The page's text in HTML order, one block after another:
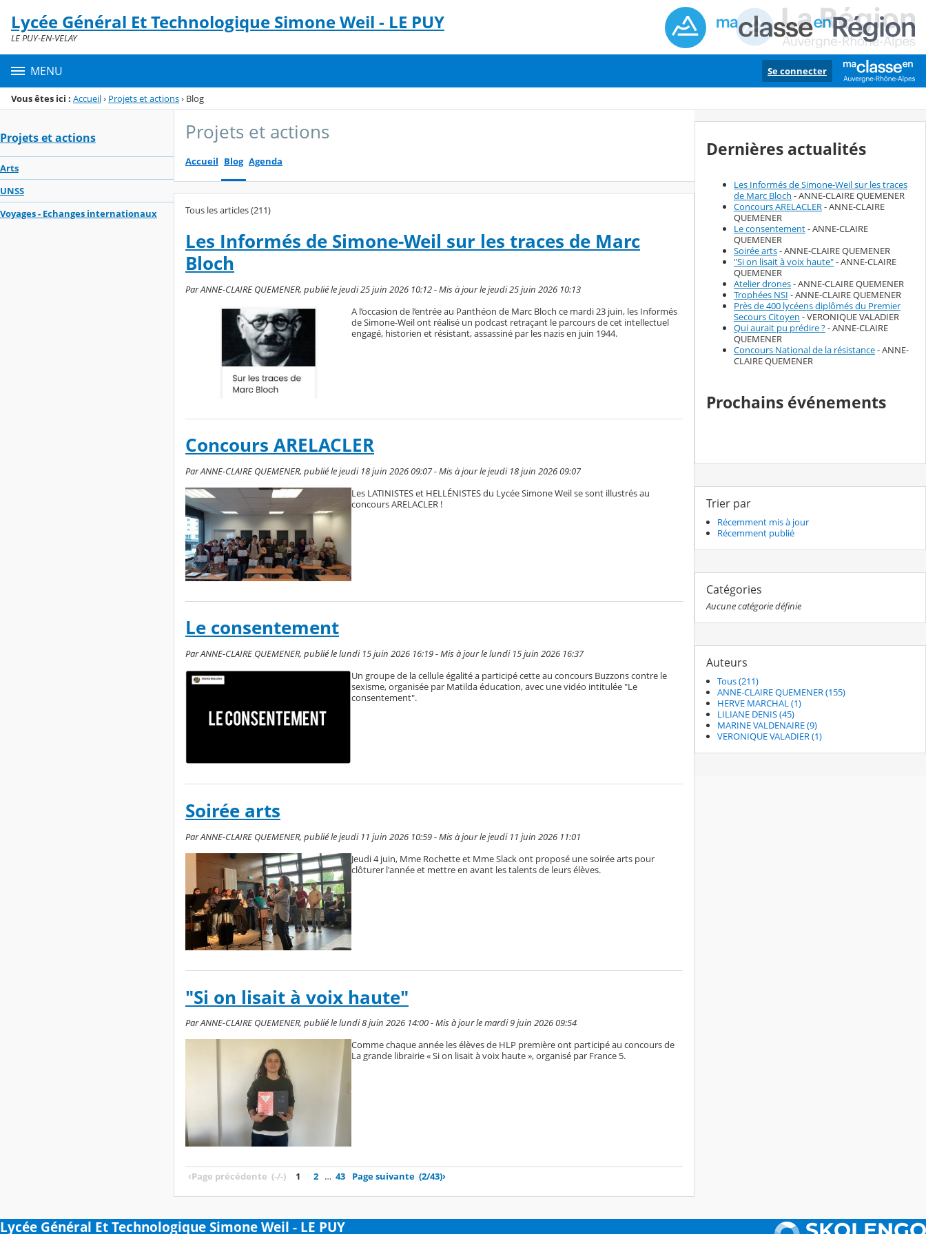
Menu de la rubrique
Contenu
Lycée Général Et Technologique Simone Weil - LE PUY
LE PUY-EN-VELAY
MENU Se connecter
Vous êtes ici : Accueil› Projets et actions› Blog
Projets et actions
Arts
UNSS
Voyages - Echanges internationaux
Projets et actions
Accueil Blog Agenda
Tous les articles (211)
Les Informés de Simone-Weil sur les traces de Marc
Bloch
Par ANNE-CLAIRE QUEMENER, publié le jeudi 25 juin 2026 10:12 - Mis à jour le jeudi 25 juin 2026 10:13
A l’occasion de l’entrée au Panthéon de Marc Bloch ce mardi 23 juin, les Informés
de Simone-Weil ont réalisé un podcast retraçant le parcours de cet intellectuel
engagé, historien et résistant, assassiné par les nazis en juin 1944.
Concours ARELACLER
Par ANNE-CLAIRE QUEMENER, publié le jeudi 18 juin 2026 09:07 - Mis à jour le jeudi 18 juin 2026 09:07
Les LATINISTES et HELLÉNISTES du Lycée Simone Weil se sont illustrés au
concours ARELACLER !
Le consentement
Par ANNE-CLAIRE QUEMENER, publié le lundi 15 juin 2026 16:19 - Mis à jour le lundi 15 juin 2026 16:37
Un groupe de la cellule égalité a participé cette au concours Buzzons contre le
sexisme, organisée par Matilda éducation, avec une vidéo intitulée "Le
consentement".
Soirée arts
Par ANNE-CLAIRE QUEMENER, publié le jeudi 11 juin 2026 10:59 - Mis à jour le jeudi 11 juin 2026 11:01
Jeudi 4 juin, Mme Rochette et Mme Slack ont proposé une soirée arts pour
clôturer l'année et mettre en avant les talents de leurs élèves.
"Si on lisait à voix haute"
Par ANNE-CLAIRE QUEMENER, publié le lundi 8 juin 2026 14:00 - Mis à jour le mardi 9 juin 2026 09:54
Comme chaque année les élèves de HLP première ont participé au concours de
La grande librairie « Si on lisait à voix haute », organisé par France 5.
‹Page précédente (-/-) 1 2 … 43 Page suivante (2/43)›
Dernières actualités
Les Informés de Simone-Weil sur les traces
de Marc Bloch - ANNE-CLAIRE QUEMENER
Concours ARELACLER- ANNE-CLAIRE
QUEMENER
Le consentement- ANNE-CLAIRE
QUEMENER
Soirée arts- ANNE-CLAIRE QUEMENER
"Si on lisait à voix haute"- ANNE-CLAIRE
QUEMENER
Atelier drones- ANNE-CLAIRE QUEMENER
Trophées NSI - ANNE-CLAIRE QUEMENER
Près de 400 lycéens diplômés du Premier
Secours Citoyen - VERONIQUE VALADIER
Qui aurait pu prédire ?- ANNE-CLAIRE
QUEMENER
Concours National de la résistance- ANNE-
CLAIRE QUEMENER
Prochains événements
Trier par
Récemment mis à jour
Récemment publié
Catégories
Aucune catégorie définie
Auteurs
Tous (211)
ANNE-CLAIRE QUEMENER (155)
HERVE MARCHAL (1)
LILIANE DENIS (45)
MARINE VALDENAIRE (9)
VERONIQUE VALADIER (1)
Lycée Général Et Technologique Simone Weil - LE PUY